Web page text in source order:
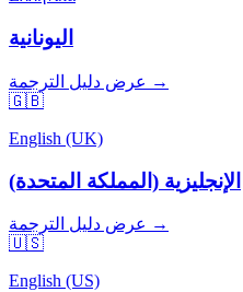
اليونانية
عرض دليل الترجمة →
🇬🇧
English (UK)
الإنجليزية (المملكة المتحدة)
عرض دليل الترجمة →
🇺🇸
English (US)